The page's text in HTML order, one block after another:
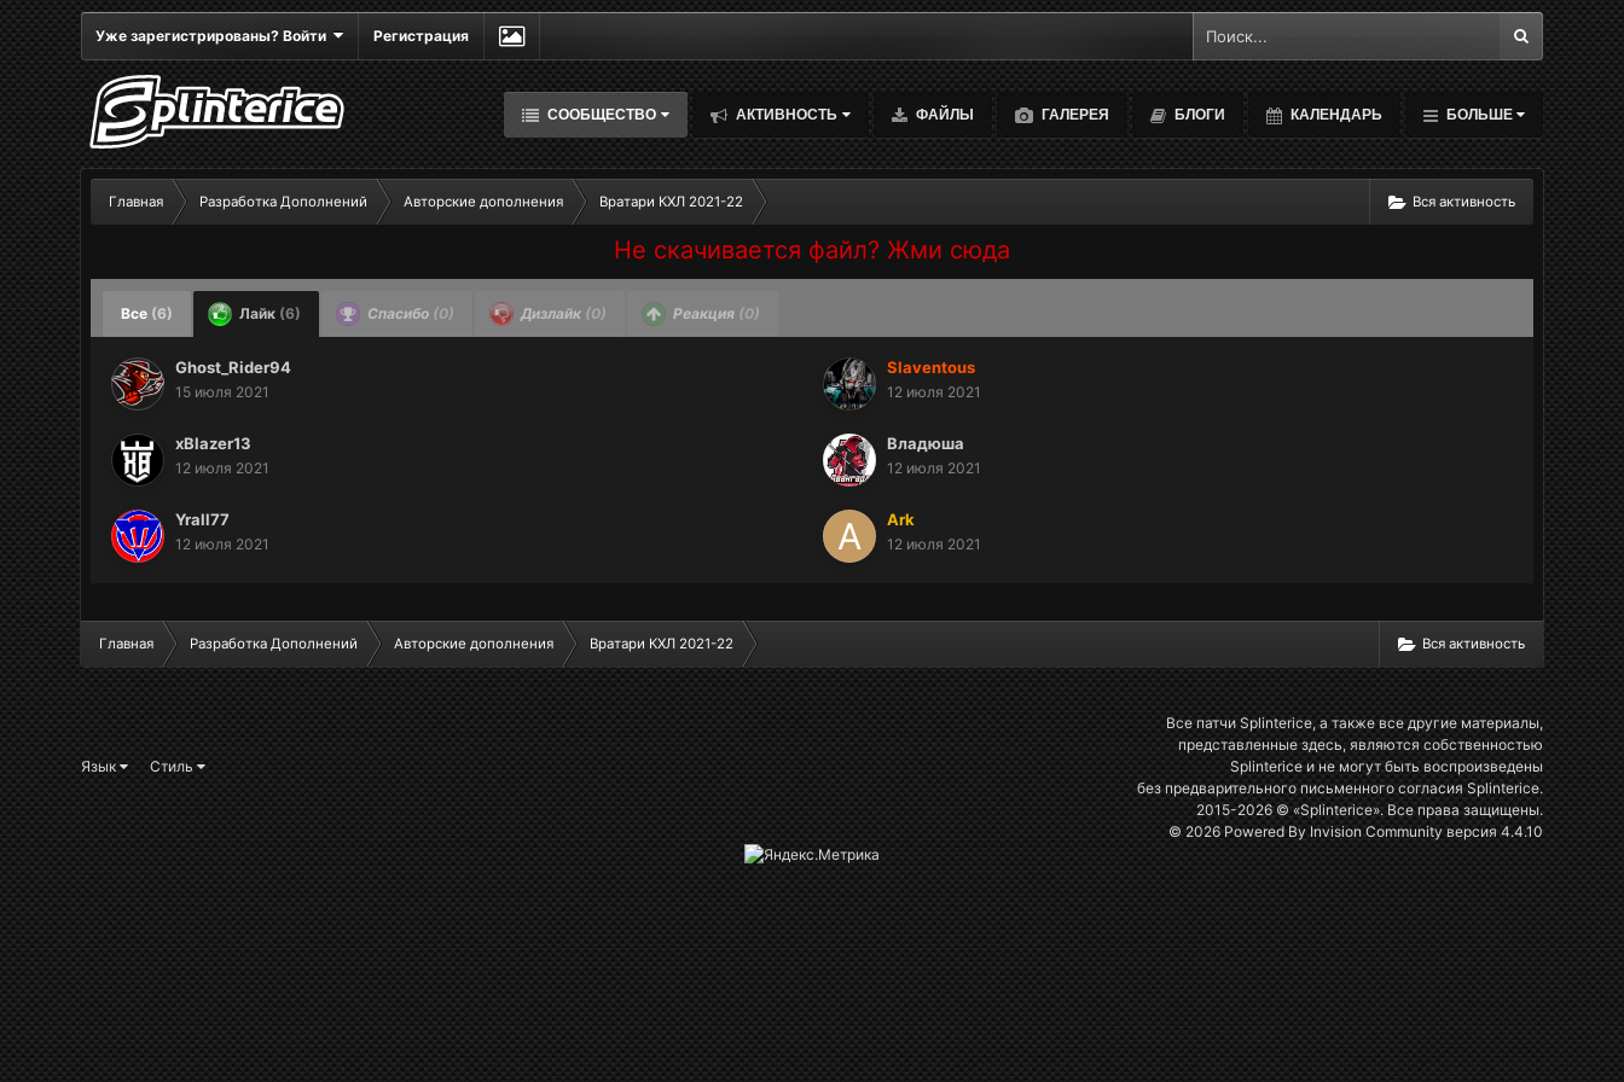
Уже зарегистрированы? Войти Регистрация
СООБЩЕСТВО АКТИВНОСТЬ ФАЙЛЫ ГАЛЕРЕЯ БЛОГИ КАЛЕНДАРЬ БОЛЬШЕ
Вся активность
Главная Разработка Дополнений Авторские дополнения Вратари КХЛ 2021-22
Не скачивается файл? Жми сюда
Все (6) Лайк (6) Спасибо (0) Дизлайк (0) Реакция (0)
Ghost_Rider94
15 июля 2021
Slaventous
12 июля 2021
xBlazer13
12 июля 2021
Владюша
12 июля 2021
Yrall77
12 июля 2021
Ark
12 июля 2021
Вся активность
Главная Разработка Дополнений Авторские дополнения Вратари КХЛ 2021-22
Язык Стиль
Все патчи Splinterice, а также все другие материалы,
представленные здесь, являются собственностью
Splinterice и не могут быть воспроизведены
без предварительного письменного согласия Splinterice.
2015-2026 © «Splinterice». Все права защищены.
© 2026 Powered ByInvision Communityверсия 4.4.10